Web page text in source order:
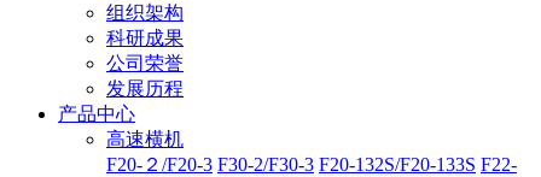
组织架构
科研成果
公司荣誉
发展历程
产品中心
高速横机
F20-２/F20-3 F30-2/F30-3 F20-132S/F20-133S F22-